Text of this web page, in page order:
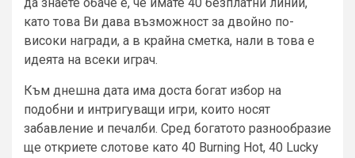
да знаете обаче е, че имате 40 безплатни линии,
като това Ви дава възможност за двойно по-
високи награди, а в крайна сметка, нали в това е
идеята на всеки играч.
Към днешна дата има доста богат избор на
подобни и интригуващи игри, които носят
забавление и печалби. Сред богатото разнообразие
ще откриете слотове като 40 Burning Hot, 40 Lucky